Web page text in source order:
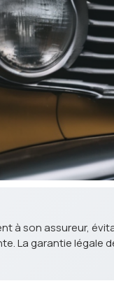
à son assureur,
La garantie